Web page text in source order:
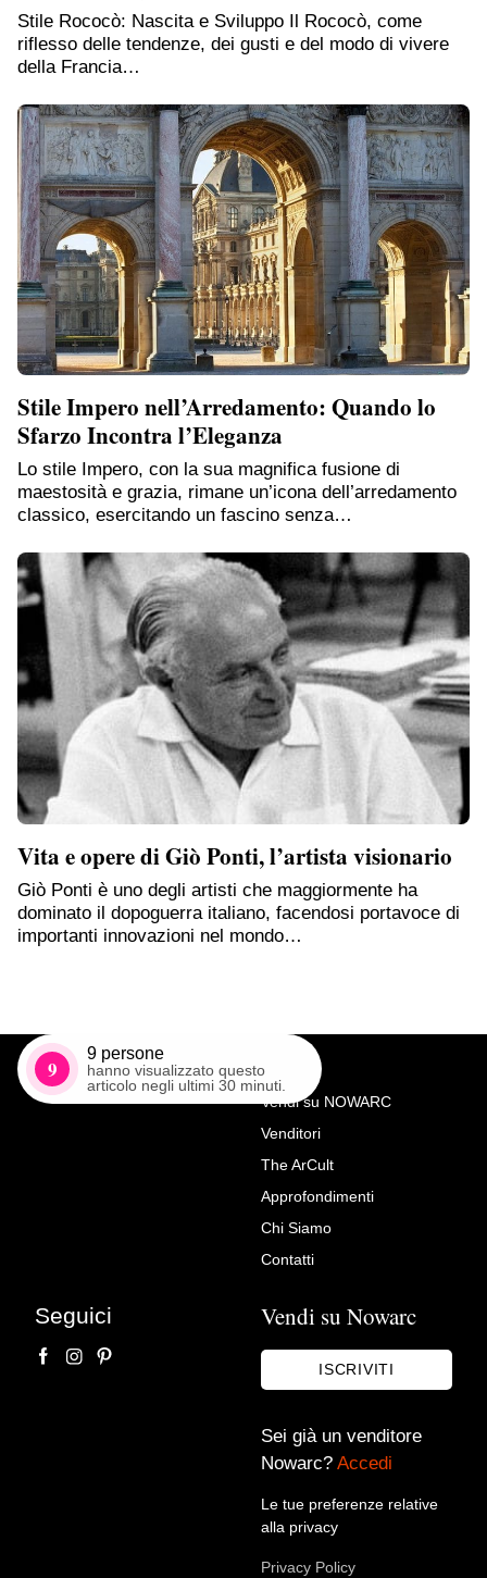
Stile Rococò: Nascita e Sviluppo Il Rococò, come
riflesso delle tendenze, dei gusti e del modo di vivere
della Francia…
Stile Impero nell’Arredamento: Quando lo
Sfarzo Incontra l’Eleganza
Lo stile Impero, con la sua magnifica fusione di
maestosità e grazia, rimane un’icona dell’arredamento
classico, esercitando un fascino senza…
Vita e opere di Giò Ponti, l’artista visionario
Giò Ponti è uno degli artisti che maggiormente ha
dominato il dopoguerra italiano, facendosi portavoce di
importanti innovazioni nel mondo…
9
9 persone
hanno visualizzato questo
articolo negli ultimi 30 minuti.
Richiedi Maggiori Info su
Console Italiano In Stile
Barocco Meta Del XX Secolo
In Legno Intarsiato
Voglio rimanere aggiornato sulle ultime novità.
Vendi su NOWARC
Venditori
The ArCult
Approfondimenti
Chi Siamo
Contatti
Seguici Vendi su Nowarc
ISCRIVITI
Sei già un venditore
Nowarc? Accedi
Le tue preferenze relative
alla privacy
Privacy Policy